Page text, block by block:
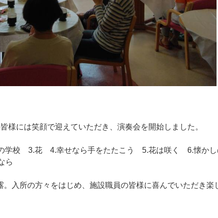
様には笑顔で迎えていただき、演奏会を開始しました。
学校 3.花 4.幸せなら手をたたこう 5.花は咲く 6.懐かし
ら
入所の方々をはじめ、施設職員の皆様に喜んでいただき楽